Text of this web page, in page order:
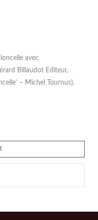
avec
Billaudot Editeur,
– Michel Tournus).